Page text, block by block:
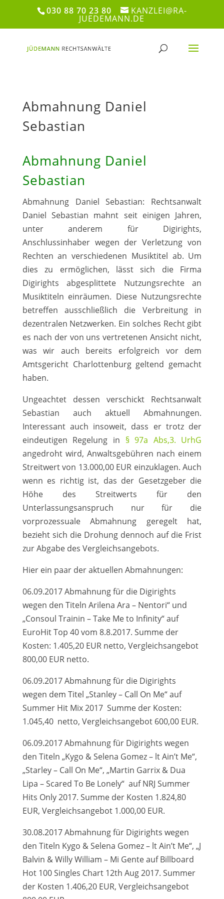
030 88 70 23 80 KANZLEI@RA-
JUEDEMANN.DE
Abmahnung Daniel
Sebastian
Abmahnung Daniel
Sebastian
Abmahnung Daniel Sebastian: Rechtsanwalt
Daniel Sebastian mahnt seit einigen Jahren,
unter anderem für Digirights,
Anschlussinhaber wegen der Verletzung von
Rechten an verschiedenen Musiktitel ab. Um
dies zu ermöglichen, lässt sich die Firma
Digirights abgesplittete Nutzungsrechte an
Musiktiteln einräumen. Diese Nutzungsrechte
betreffen ausschließlich die Verbreitung in
dezentralen Netzwerken. Ein solches Recht gibt
es nach der von uns vertretenen Ansicht nicht,
was wir auch bereits erfolgreich vor dem
Amtsgericht Charlottenburg geltend gemacht
haben.
Ungeachtet dessen verschickt Rechtsanwalt
Sebastian auch aktuell Abmahnungen.
Interessant auch insoweit, dass er trotz der
eindeutigen Regelung in § 97a Abs,3. UrhG
angedroht wird, Anwaltsgebühren nach einem
Streitwert von 13.000,00 EUR einzuklagen. Auch
wenn es richtig ist, das der Gesetzgeber die
Höhe des Streitwerts für den
Unterlassungsanspruch nur für die
vorprozessuale Abmahnung geregelt hat,
bezieht sich die Drohung dennoch auf die Frist
zur Abgabe des Vergleichsangebots.
Hier ein paar der aktuellen Abmahnungen:
06.09.2017 Abmahnung für die Digirights
wegen den Titeln Arilena Ara – Nentori“ und
„Consoul Trainin – Take Me to Infinity“ auf
EuroHit Top 40 vom 8.8.2017. Summe der
Kosten: 1.405,20 EUR netto, Vergleichsangebot
800,00 EUR netto.
06.09.2017 Abmahnung für die Digirights
wegen dem Titel „Stanley – Call On Me“ auf
Summer Hit Mix 2017 Summe der Kosten:
1.045,40 netto, Vergleichsangebot 600,00 EUR.
06.09.2017 Abmahnung für Digirights wegen
den Titeln „Kygo & Selena Gomez – lt Ain’t Me“,
„Starley – Call On Me“, „Martin Garrix & Dua
Lipa – Scared To Be Lonely“ auf NRJ Summer
Hits Only 2017. Summe der Kosten 1.824,80
EUR, Vergleichsangebot 1.000,00 EUR.
30.08.2017 Abmahnung für Digirights wegen
den Titeln Kygo & Selena Gomez – lt Ain’t Me“, „J
Balvin & Willy William – Mi Gente auf Billboard
Hot 100 Singles Chart 12th Aug 2017. Summer
der Kosten 1.406,20 EUR, Vergleichsangebot